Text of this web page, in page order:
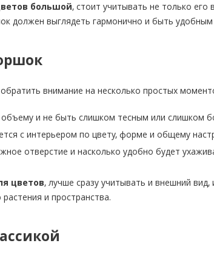
большой, стоит учитывать не только
должен выглядеть гармонично и быть
внимание на несколько простых
и не быть слишком тесным или слишком
с интерьером по цвету, форме и общему
отверстие и насколько удобно будет
цветов, лучше сразу учитывать и внешний
и пространства.